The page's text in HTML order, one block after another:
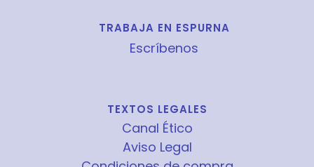
TRABAJA EN ESPURNA
Escríbenos
TEXTOS LEGALES
Canal Ético
Aviso Legal